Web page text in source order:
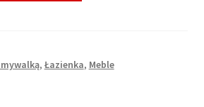
, Łazienka, Meble